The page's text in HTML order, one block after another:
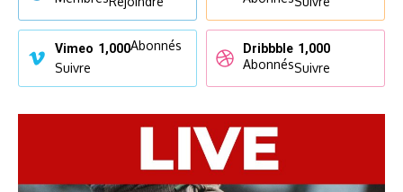
Vimeo 1,000Abonnés
Suivre
Dribbble 1,000
AbonnésSuivre